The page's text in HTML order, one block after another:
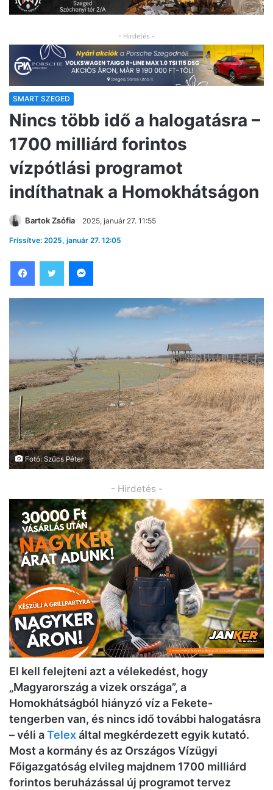
- Hirdetés -
SMART SZEGED
Nincs több idő a halogatásra –
1700 milliárd forintos
vízpótlási programot
indíthatnak a Homokhátságon
Bartok Zsófia 2025, január 27. 11:55
Frissítve: 2025, január 27. 12:05
Fotó: Szűcs Péter
- Hirdetés -
El kell felejteni azt a vélekedést, hogy
„Magyarország a vizek országa”, a
Homokhátságból hiányzó víz a Fekete-
tengerben van, és nincs idő további halogatásra
– véli aTelexáltal megkérdezett egyik kutató.
Most a kormány és az Országos Vízügyi
Főigazgatóság elvileg majdnem 1700 milliárd
forintos beruházással új programot tervez